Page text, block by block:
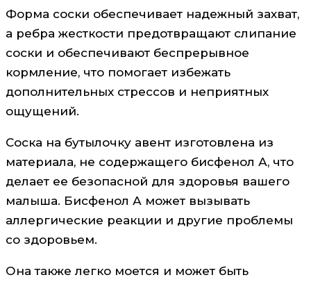
Форма соски обеспечивает надежный захват,
а ребра жесткости предотвращают слипание
соски и обеспечивают беспрерывное
кормление, что помогает избежать
дополнительных стрессов и неприятных
ощущений.
Соска на бутылочку авент изготовлена из
материала, не содержащего бисфенол А, что
делает ее безопасной для здоровья вашего
малыша. Бисфенол А может вызывать
аллергические реакции и другие проблемы
со здоровьем.
Она также легко моется и может быть